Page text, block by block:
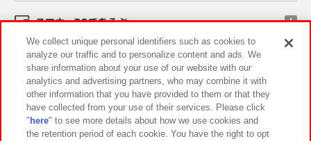
スマホ・PCであそぶ
イベント・キャンペーン
関連会社 サステナビリティ サイトポリシー
We collect unique personal identifiers such as cookies to
analyze our traffic and to personalize content and ads. We
share information about your use of our website with our
analytics and advertising partners, who may combine it with
other information that you have provided to them or that they
have collected from your use of their services. Please click
" here" to see more details about how we use cookies and
the retention period of each cookie. You have the right to opt